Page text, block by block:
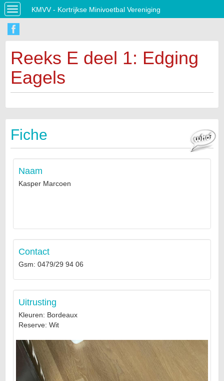
Toggle
navigation
KMVV - Kortrijkse Minivoetbal Vereniging
Reeks E deel 1: Edging
Eagels
Fiche
Naam
Kasper Marcoen
Contact
Gsm: 0479/29 94 06
Uitrusting
Kleuren: Bordeaux
Reserve: Wit